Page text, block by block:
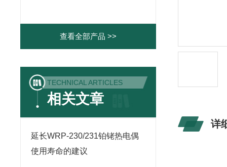
查看全部产品 >>
TECHNICAL ARTICLES
相关文章
延长WRP-230/231铂铑热电偶
使用寿命的建议
详